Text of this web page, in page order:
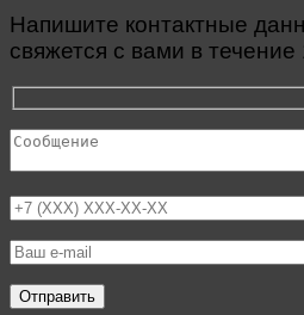
Напишите контактные
свяжется с вами в течение